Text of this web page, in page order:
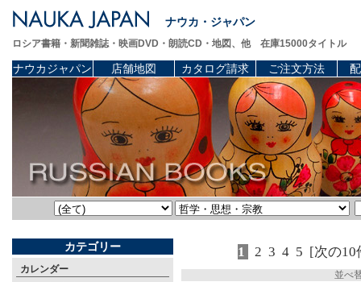
ナウカ・ジャパン
ロシア書籍・新聞雑誌・映画DVD・朗読CD・地図、他 在庫15000タイトル
ナウカジャパン 店舗地図 カタログ請求 ご注文方法
カテゴリー
カレンダー
1 2 3 4 5 [次の10
並べ